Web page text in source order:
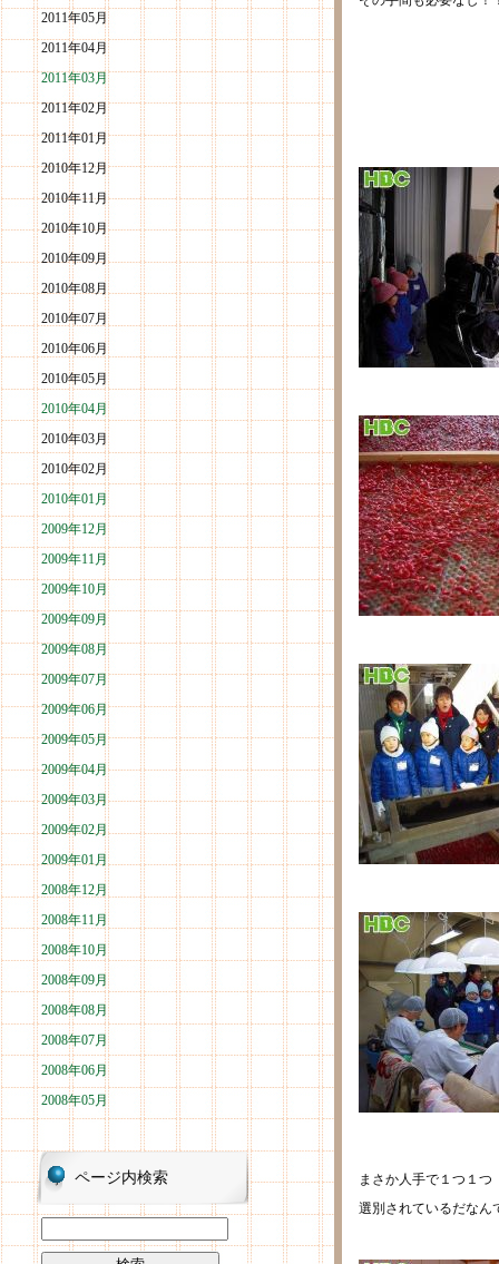
2011年05月
2011年04月
2011年03月
2011年02月
2011年01月
2010年12月
2010年11月
2010年10月
2010年09月
2010年08月
2010年07月
2010年06月
2010年05月
2010年04月
2010年03月
2010年02月
2010年01月
2009年12月
2009年11月
2009年10月
2009年09月
2009年08月
2009年07月
2009年06月
2009年05月
2009年04月
2009年03月
2009年02月
2009年01月
2008年12月
2008年11月
2008年10月
2008年09月
2008年08月
2008年07月
2008年06月
2008年05月
ページ内検索
まさか人手で１つ１つ
選別されているだなん